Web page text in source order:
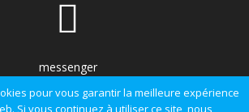
messenger
pour vous garantir la meilleure expérience
Si vous continuez à utiliser ce site, nous